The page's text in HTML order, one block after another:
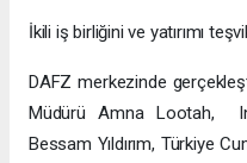
İkili iş birliğini ve yatırımı
DAFZ merkezinde
Müdürü Amna Lootah,
Bessam Yıldırım, Türkiye